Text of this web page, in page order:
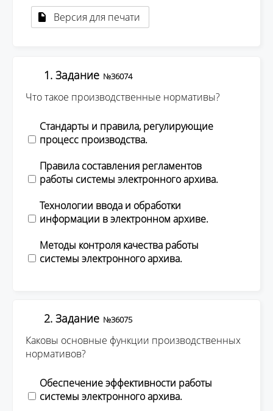
Версия для печати
1. Задание №36074
Что такое производственные нормативы?
Стандарты и правила, регулирующие
процесс производства.
Правила составления регламентов
работы системы электронного архива.
Технологии ввода и обработки
информации в электронном архиве.
Методы контроля качества работы
системы электронного архива.
2. Задание №36075
Каковы основные функции производственных
нормативов?
Обеспечение эффективности работы
системы электронного архива.